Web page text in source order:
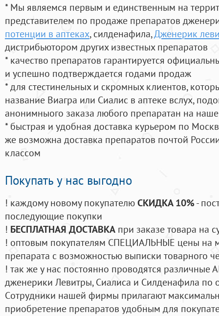
* Мы являемся первым и единственным на
представителем по продаже препаратов
потенции в аптеках, силденафила,Дженерик
дистрибьютором других известных препаратов
* качество препаратов гарантируется
и успешно подтверждается годами продаж
* для стестинельных и скромных клиентов,
название Виагра или Сиалис в аптеке вслух,
анонимныого заказа любого препаратан на
* быстрая и удобная доставка курьером по
же возможна доставка препаратов почтой
классом
Покупать у нас выгодно
! каждому новому покупателюСКИДКА 10%-
последующие покупки
! БЕСПЛАТНАЯ ДОСТАВКА при заказе товара на
! оптовым покупателям СПЕЦИАЛЬНЫЕ цены на
препарата с возможностью выписки товарного
! так же у нас постоянно проводятся
дженерики Левитры, Сиалиса и Силденафила по
Cотрудники нашей фирмы прилагают
приобретение препаратов удобным для